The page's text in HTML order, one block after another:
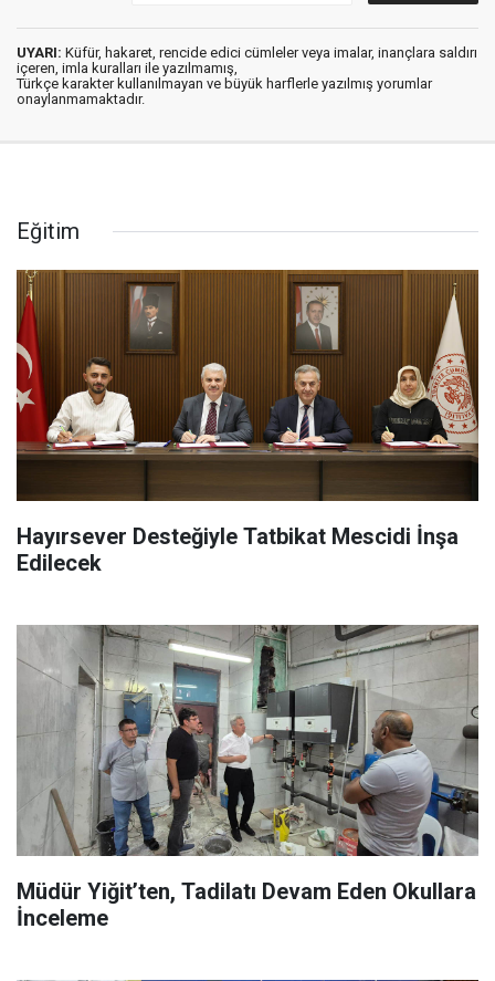
UYARI: Küfür, hakaret, rencide edici cümleler veya imalar, inançlara saldırı
içeren, imla kuralları ile yazılmamış,
Türkçe karakter kullanılmayan ve büyük harflerle yazılmış yorumlar
onaylanmamaktadır.
Eğitim
Hayırsever Desteğiyle Tatbikat Mescidi İnşa
Edilecek
Müdür Yiğit’ten, Tadilatı Devam Eden Okullara
İnceleme